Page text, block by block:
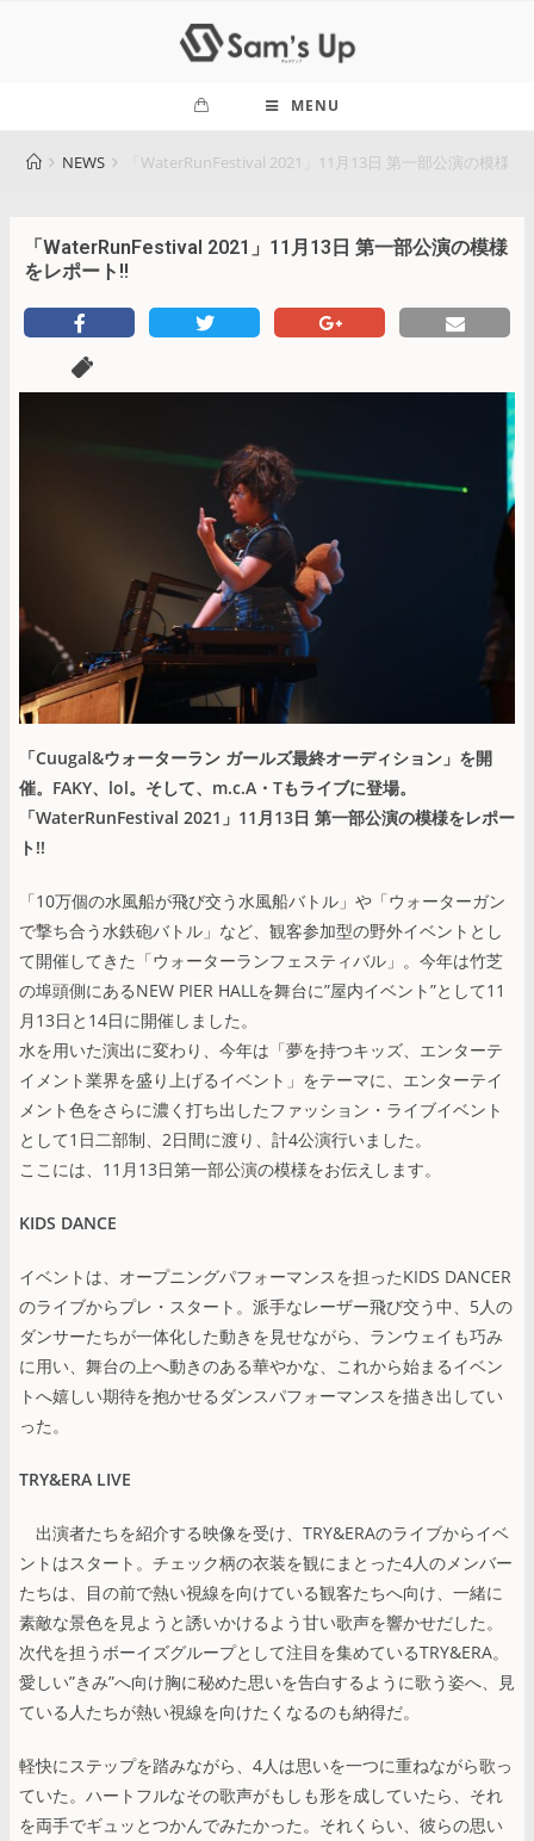
MENU
NEWS 「WaterRunFestival 2021」11月13日 第一部公演の模様を
「WaterRunFestival 2021」11月13日 第一部公演の模様
をレポート!!
「Cuugal&ウォーターラン ガールズ最終オーディション」を開
催。FAKY、lol。そして、m.c.A・Tもライブに登場。
「WaterRunFestival 2021」11月13日 第一部公演の模様をレポー
ト!!
「10万個の水風船が飛び交う水風船バトル」や「ウォーターガン
で撃ち合う水鉄砲バトル」など、観客参加型の野外イベントとし
て開催してきた「ウォーターランフェスティバル」。今年は竹芝
の埠頭側にあるNEW PIER HALLを舞台に”屋内イベント”として11
月13日と14日に開催しました。
水を用いた演出に変わり、今年は「夢を持つキッズ、エンターテ
イメント業界を盛り上げるイベント」をテーマに、エンターテイ
メント色をさらに濃く打ち出したファッション・ライブイベント
として1日二部制、2日間に渡り、計4公演行いました。
ここには、11月13日第一部公演の模様をお伝えします。
KIDS DANCE
イベントは、オープニングパフォーマンスを担ったKIDS DANCER
のライブからプレ・スタート。派手なレーザー飛び交う中、5人の
ダンサーたちが一体化した動きを見せながら、ランウェイも巧み
に用い、舞台の上へ動きのある華やかな、これから始まるイベン
トへ嬉しい期待を抱かせるダンスパフォーマンスを描き出してい
った。
TRY&ERA LIVE
出演者たちを紹介する映像を受け、TRY&ERAのライブからイベ
ントはスタート。チェック柄の衣装を観にまとった4人のメンバー
たちは、目の前で熱い視線を向けている観客たちへ向け、一緒に
素敵な景色を見ようと誘いかけるよう甘い歌声を響かせだした。
次代を担うボーイズグループとして注目を集めているTRY&ERA。
愛しい”きみ”へ向け胸に秘めた思いを告白するように歌う姿へ、見
ている人たちが熱い視線を向けたくなるのも納得だ。
軽快にステップを踏みながら、4人は思いを一つに重ねながら歌っ
ていた。ハートフルなその歌声がもしも形を成していたら、それ
を両手でギュッとつかんでみたかった。それくらい、彼らの思い